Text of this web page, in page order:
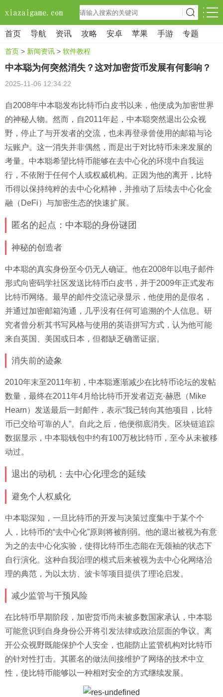
首页 导航 资讯 攻略 安卓 苹果 手游 专题
首页 > 新闻资讯 > 软件教程
中本聪为何突然消失？这对加密货币发展有何影响？
2025-11-06 12:34:22
自2008年中本聪发布比特币白皮书以来，他便成为加密世界
的神秘人物。然而，自2011年起，中本聪突然退出公众视
野，停止了与开发者的交流，也未再登录曾使用的邮箱与论
坛账户。这一消失并非偶然，而是出于对比特币未来发展的
考量。中本聪希望比特币能够在去中心化的环境中自我运
行，不依附于任何个人或权威机构。正因为他的离开，比特
币得以保持纯粹的去中心化精神，并推动了后续去中心化金
融（DeFi）与加密生态的快速扩展。
匿名的起点：中本聪的身份谜团
神秘的创造者
中本聪的真实身份至今仍无人确证。他在2008年以电子邮件
形式向密码学社区发送比特币白皮书，并于2009年正式发布
比特币网络。最早的邮件交流记录显示，他使用的是假名，
并通过加密邮箱沟通，几乎没有任何可追溯的个人信息。研
究者曾分析其书写风格与使用的英语拼写方式，认为他可能
来自英国、美国或日本，但都缺乏确凿证据。
消失前的迹象
2010年末至2011年初，中本聪逐渐减少在比特币论坛的发帖
数量，最终在2011年4月给比特币开发者迈克·赫恩（Mike
Hearn）发送最后一封邮件，表示“我已转向其他项目，比特
币已交给可靠的人”。自此之后，他便彻底消失。区块链追踪
数据显示，中本聪钱包中约有100万枚比特币，至今从未被移
动过。
退出的动机：去中心化理念的延续
避免个人权威化
中本聪深知，一旦比特币的开发与决策过度集中于某个个
人，比特币的“去中心化”原则将被削弱。他的退出被视为有意
为之的去中心化实验，使得比特币生态能在无领袖的状态下
自行演化。这种自我治理的模式后来被视为去中心化网络治
理的典范，为以太坊、波卡等项目提供了理论启发。
减少监管与干预风险
在比特币早期阶段，加密货币尚未被多数国家承认，中本聪
可能意识到自身身份公开将引发法律或政治层面的争议。离
开公众视野既能保护个人安全，也能防止监管机构对比特币
的针对性打击。其匿名的做法间接维护了网络的技术中立
性，使比特币能够以一种相对安全的方式继续发展。